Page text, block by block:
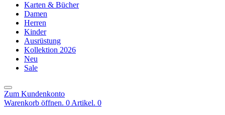
Karten & Bücher
Damen
Herren
Kinder
Ausrüstung
Kollektion 2026
Neu
Sale
Zum Kundenkonto
Warenkorb öffnen. 0 Artikel. 0